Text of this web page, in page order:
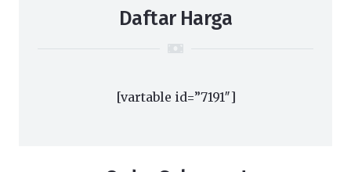
Daftar Harga
[vartable id=”7191″]